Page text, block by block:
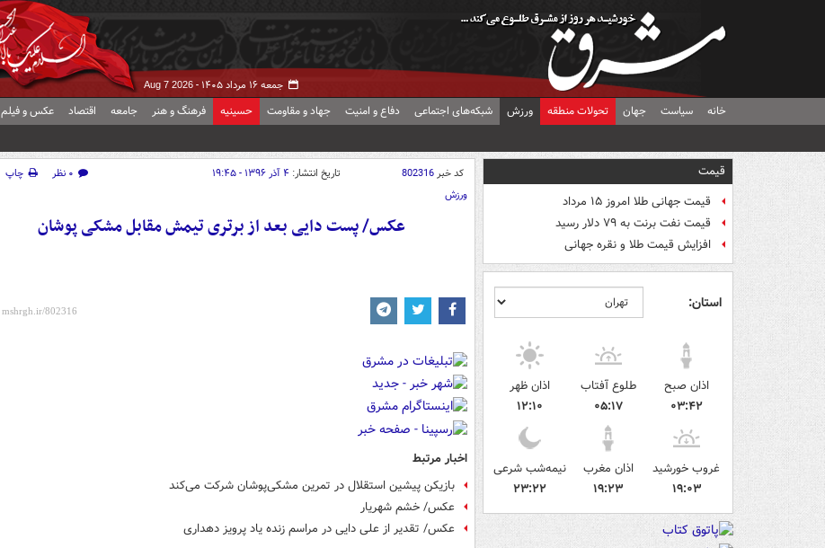
جمعه ۱۶ مرداد ۱۴۰۵ - Aug 7 2026
خانه سیاست جهان تحولات منطقه ورزش شبکه‌های اجتماعی دفاع و امنیت جهاد و مقاومت حسینیه فرهنگ و هنر جامعه اقتصاد عکس و فیلم
قیمت
قیمت جهانی طلا امروز ۱۵ مرداد
قیمت نفت برنت به ۷۹ دلار رسید
افزایش قیمت طلا و نقره جهانی
استان:
اذان صبح
۰۳:۴۲
طلوع آفتاب
۰۵:۱۷
اذان ظهر
۱۲:۱۰
غروب خورشید
۱۹:۰۳
اذان مغرب
۱۹:۲۳
نیمه‌شب شرعی
۲۳:۲۲
کد خبر802316 تاریخ انتشار: ۴ آذر ۱۳۹۶ - ۱۹:۴۵ ۰ نظر
چاپ
ورزش
عکس/ پست دایی بعد از برتری تیمش مقابل مشکی پوشان
اخبار مرتبط
بازیکن پیشین استقلال در تمرین مشکی‌پوشان شرکت می‌کند
عکس/ خشم شهریار
عکس/ تقدیر از علی دایی در مراسم زنده یاد پرویز دهداری